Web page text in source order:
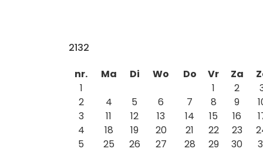
2132
nr.
Ma Di Wo Do Vr Za
1
1 2
2
4 5 6 7 8 9
3
11 12 13 14 15 16
4
18 19 20 21 22 23
5
25 26 27 28 29 30